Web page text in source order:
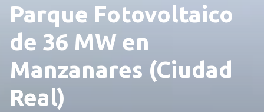
Parque Fotovoltaico
de 36 MW en
Manzanares (Ciudad
Real)